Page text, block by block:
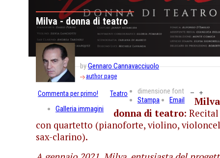
Milva - donna di teatro
byGennaro Cannavacciuolo
author page
Commenta per primo! Teatro
dimensione font
Stampa
Email
Galleria immagini
donna di teatro: Recital
con quartetto (pianoforte, violino,
sax-clarino).